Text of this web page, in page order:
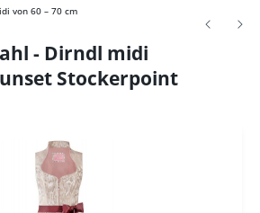
von 60 – 70 cm
- Dirndl midi
Stockerpoint